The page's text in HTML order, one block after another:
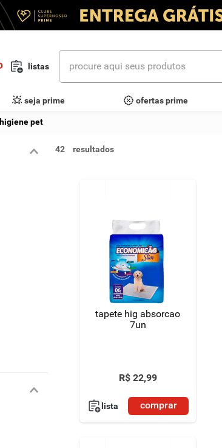
listas
procure aqui seus produtos
seja prime ofertas prime
higiene pet
42
tapete hig absorcao
7un
R$ 22,99
lista comprar
termos mais buscados
detergente